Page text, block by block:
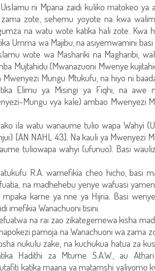
ni Mpana zaidi kuliko matokeo ya
zote, sehemu yoyote na kwa
na watu wote katika hali zote. Kwa
Umma wa Majibu, na asiyemwamini
wote wa Mashariki na Magharibi,
Mujtahidu (Mwanazuoni Mwenye
Mwenyezi Mungu Mtukufu, na hiyo ni
Elimu ya Misingi ya Fiqhi, na awe
Mungu vya kale) ambao Mwenyezi
ila watu wanaume tulio wapa Wahyi
[AN NAHL 43]. Na kauli ya Mwenyezi
tuliowapa wahyi (ufunuo). Basi
R.A. wamefikia cheo hicho, basi
na madhehebu yenye wafuasi
karne ya nne ya Hijria. Basi
imefikia Wanachuoni tisini.
na rai zao zikategemewa kisha
pamoja na Wanachuoni wa zama
nukulu zake, na kuchukua hatua za
Hadithi za Mtume S.A.W., au
katika maana ya matamshi yaliyomo